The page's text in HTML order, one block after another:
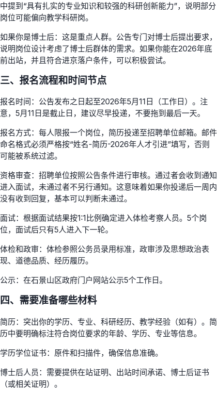
中提到“具有扎实的专业知识和较强的科研创新能力”，说明部分
岗位可能偏向教学科研岗。
如果你是博士后：这是重点人群。公告专门对博士后提出要求，
说明岗位设计考虑了博士后群体的需求。如果你能在2026年底
前出站，并且符合进京落户条件，可以积极尝试。
三、报名流程和时间节点
报名时间：公告发布之日起至2026年5月11日（工作日）。注
意，5月11日是截止日，建议尽早投递，不要拖到最后一天。
报名方式：每人限报一个岗位，简历投递至招聘单位邮箱。邮件
命名格式必须严格按“姓名-简历-2026年人才引进”填写，否则
可能被系统过滤。
资格审查：招聘单位按照公告条件进行审核。通过者会收到通知
进入面试，未通过者不另行通知。这意味着如果你投递后一周内
没有收到回复，基本可以判断未通过。
面试：根据面试结果按1:1比例确定进入体检考察人员。5个岗
位，面试后只有5人进入下一轮。
体检和政审：体检参照公务员录用标准，政审涉及思想政治表
现、道德品质、经历履历。
公示：在石景山区政府门户网站公示5个工作日。
四、需要准备哪些材料
简历：突出你的学历、专业、科研经历、教学经验（如有）。简
历中要明确标注符合岗位要求的年龄、学历、专业等信息。
学历学位证书：原件和扫描件，确保信息准确。
博士后人员：需要提供在站证明、出站时间承诺、博士后证书
（或相关证明）。